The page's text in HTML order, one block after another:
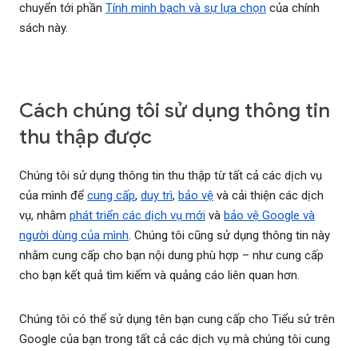
chuyển tới phần Tính minh bạch và sự lựa chọn của chính
sách này.
Cách chúng tôi sử dụng thông tin
thu thập được
Chúng tôi sử dụng thông tin thu thập từ tất cả các dịch vụ
của mình để cung cấp, duy trì, bảo vệ và cải thiện các dịch
vụ, nhằm phát triển các dịch vụ mới và bảo vệ Google và
người dùng của mình. Chúng tôi cũng sử dụng thông tin này
nhằm cung cấp cho bạn nội dung phù hợp – như cung cấp
cho bạn kết quả tìm kiếm và quảng cáo liên quan hơn.
Chúng tôi có thể sử dụng tên bạn cung cấp cho Tiểu sử trên
Google của bạn trong tất cả các dịch vụ mà chúng tôi cung